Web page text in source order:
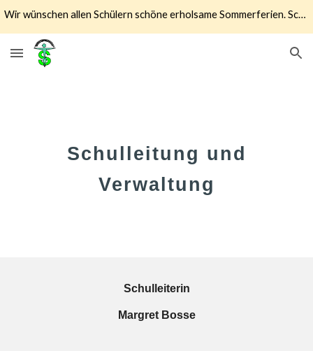
Wir wünschen allen Schülern schöne erholsame Sommerferien. Schulstart ist der 17.08.2026
Schulleitung und
Verwaltung
Schulleiterin
Margret Bosse